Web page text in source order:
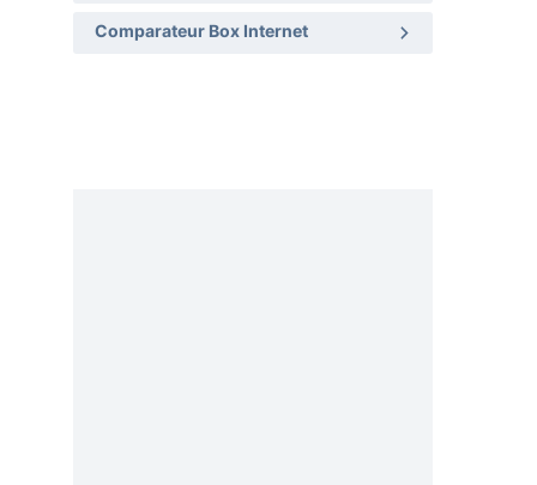
Comparateur Box Internet